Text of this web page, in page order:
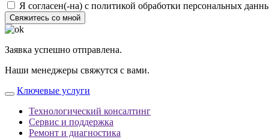
Я согласен(-на) с политикой обработки персональных
Свяжитесь со мной
Заявка успешно отправлена.
Наши менеджеры свяжутся с вами.
Ключевые услуги
Технологический консалтинг
Сервис и поддержка
Ремонт и диагностика